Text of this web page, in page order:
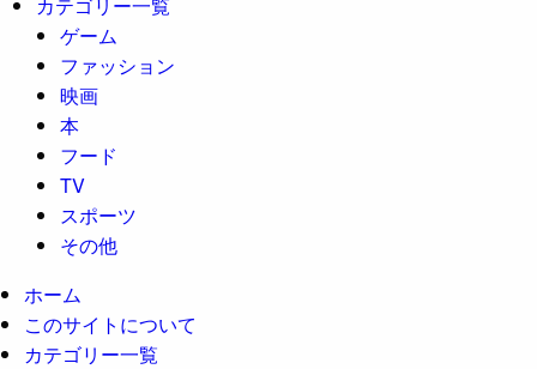
ゲーム
ファッション
映画
本
フード
TV
スポーツ
その他
ホーム
このサイトについて
カテゴリー一覧